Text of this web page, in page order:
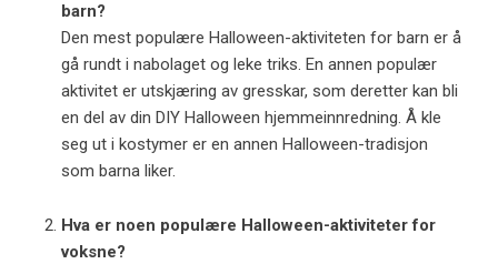
barn?
Den mest populære Halloween-aktiviteten for barn er å
gå rundt i nabolaget og leke triks. En annen populær
aktivitet er utskjæring av gresskar, som deretter kan bli
en del av din DIY Halloween hjemmeinnredning. Å kle
seg ut i kostymer er en annen Halloween-tradisjon
som barna liker.
Hva er noen populære Halloween-aktiviteter for
voksne?